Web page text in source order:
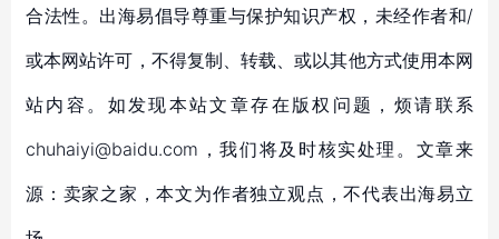
合法性。出海易倡导尊重与保护知识产权，未经作者和/
或本网站许可，不得复制、转载、或以其他方式使用本网
站内容。如发现本站文章存在版权问题，烦请联系
chuhaiyi@baidu.com，我们将及时核实处理。文章来
源：卖家之家，本文为作者独立观点，不代表出海易立